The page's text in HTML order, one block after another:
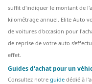
suffit d'indiquer le montant de
kilométrage annuel. Elite Auto
de voitures d'occasion pour
de reprise de votre auto
effet.
Guides d'achat pour un
Consultez notre guide dédié à